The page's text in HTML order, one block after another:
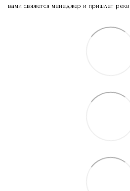
вами свяжется менеджер и пришлет